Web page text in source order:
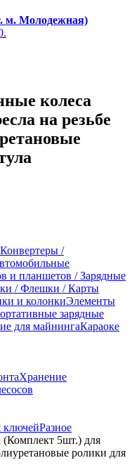
м. Молодежная)
колеса
на резьбе
/
и планшетов / Зарядные
/ Флешки / Карты
и колонкиЭлементы
зарядные
для майнингаКараоке
Хранение
Разное
(Комплект 5шт.) для
ролики для